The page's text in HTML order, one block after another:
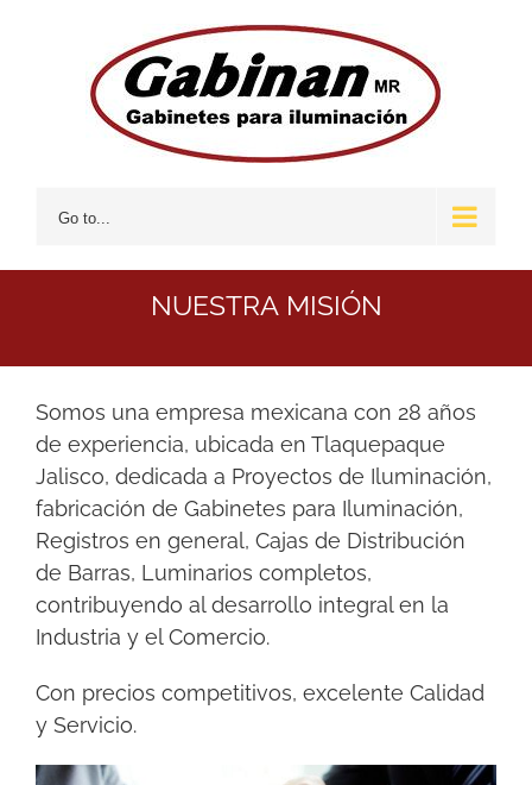
Go to...
NUESTRA MISIÓN
Somos una empresa mexicana con 28 años
de experiencia, ubicada en Tlaquepaque
Jalisco, dedicada a Proyectos de Iluminación,
fabricación de Gabinetes para Iluminación,
Registros en general, Cajas de Distribución
de Barras, Luminarios completos,
contribuyendo al desarrollo integral en la
Industria y el Comercio.
Con precios competitivos, excelente Calidad
y Servicio.